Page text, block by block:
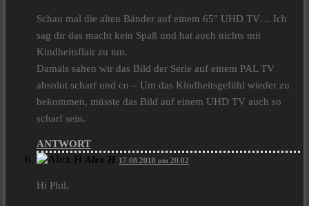
Schau mal die alten Bänder auf einem 65″ UHD TV… Ich
sag dir das macht kein Spaß und hat auch nichts mit
Kindheitsflair zu tun.
Damals sahen wir das Bild der Serie auf einem PAL TV
absolut scharf und co – Um das Kindheitsgefühl wieder zu
bekommen, müsste das Bild auf einem UHD TV auch so
scharf sein.
ANTWORT
Alex H 17.08.2018 um 20:02
Hi Phil,